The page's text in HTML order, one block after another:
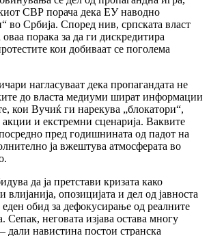
СВР порача дека ЕУ наводно
во Србија. Според нив, српската власт
оваа порака за да ги дискредитира
кои добиваат се поголема
нагласуваат дека пропагандата не
до власта медиуми шират информации
кои Вучиќ ги нарекува „блокатори“,
и екстремни сценарија. Ваквите
пред годишнината од падот на
ја вжештува атмосферата во
да ја претстави кризата како
влијанија, опозицијата и дел од јавноста
еден обид за дефокусирање од реалните
Сепак, неговата изјава остава многу
дали навистина постои странска